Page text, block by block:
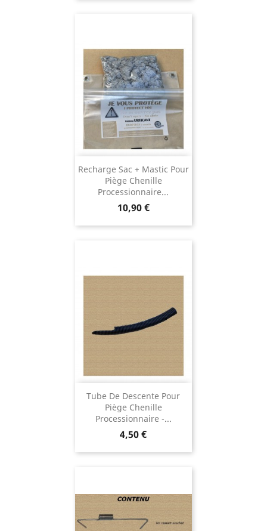
Recharge Sac + Mastic Pour
Piège Chenille
Processionnaire...
Prix
10,90 €
Tube De Descente Pour
Piège Chenille
Processionnaire -...
Prix
4,50 €